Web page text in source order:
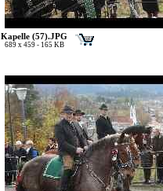
Kapelle (57).JPG
689 x 459 - 165 KB